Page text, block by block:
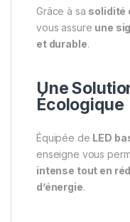
Grâce à sa solidité
vous assure une
et durable.
Une
Écologique
Équipée de LED
enseigne vous
intense tout en
d’énergie.